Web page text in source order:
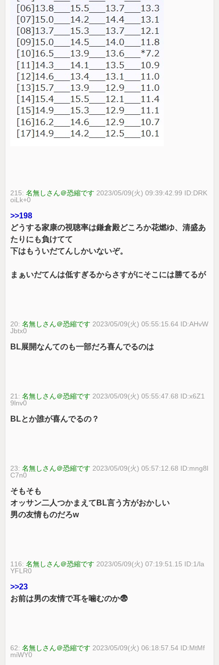
215:名無しさん＠恐縮です 2023/05/09(火) 09:39:42.99 ID:DRK
oiLk+0
>>198
どうする家康の視聴率は鎌倉殿どころか花燃ゆ、清盛あ
たりにも負けてて
下はもういだてんしかいないぞ。
まぁいだてんは低すぎるからさすがにそこには勝てるが
20:名無しさん＠恐縮です 2023/05/09(火) 05:55:15.64 ID:AHvW
Jbtx0
BL展開なんてのも一部だろ喜んでるのは
21:名無しさん＠恐縮です 2023/05/09(火) 05:55:47.68 ID:x6Z1
9lnv0
BLとか誰が喜んでるの？
23:名無しさん＠恐縮です 2023/05/09(火) 05:57:12.68 ID:mng8l
C7n0
そもそも
オッサン二人つかまえてBL言う方がおかしい
男の友情ものだろw
116:名無しさん＠恐縮です 2023/05/09(火) 07:19:51.15 ID:1/la
YFLR0
>>23
お前は男の友情で耳を噛むのか😨
62:名無しさん＠恐縮です 2023/05/09(火) 06:18:57.54 ID:MtMf
miWY0